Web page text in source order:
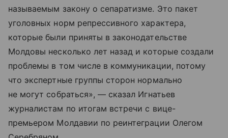
называемым закону о сепаратизме. Это пакет
уголовных норм репрессивного характера,
которые были приняты в законодательстве
Молдовы несколько лет назад и которые создали
проблемы в том числе в коммуникации, потому
что экспертные группы сторон нормально
не могут собраться», — сказал Игнатьев
журналистам по итогам встречи с вице-
премьером Молдавии по реинтеграции Олегом